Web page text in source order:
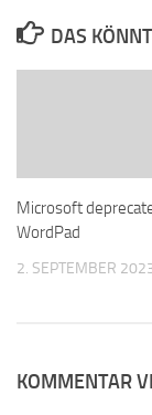
DAS
Microsoft
WordPad
2. SEPTEMBER
KOMMENTAR